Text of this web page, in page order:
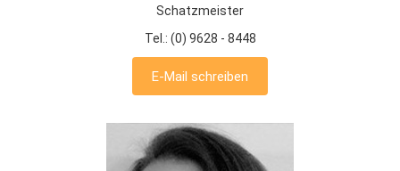
Schatzmeister
Tel.: (0) 9628 - 8448
E-Mail schreiben